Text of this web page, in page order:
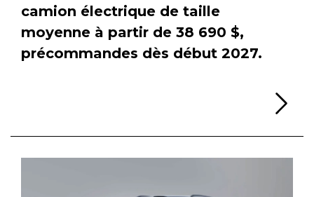
camion électrique de taille
moyenne à partir de 38 690 $,
précommandes dès début 2027.